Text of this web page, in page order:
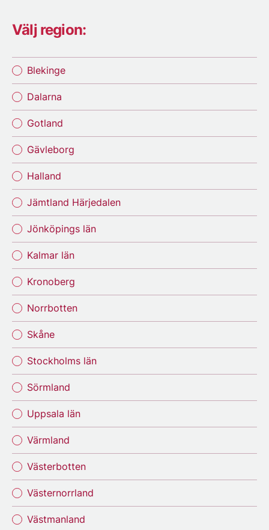
Välj region:
Blekinge
Dalarna
Gotland
Gävleborg
Halland
Jämtland Härjedalen
Jönköpings län
Kalmar län
Kronoberg
Norrbotten
Skåne
Stockholms län
Sörmland
Uppsala län
Värmland
Västerbotten
Västernorrland
Västmanland